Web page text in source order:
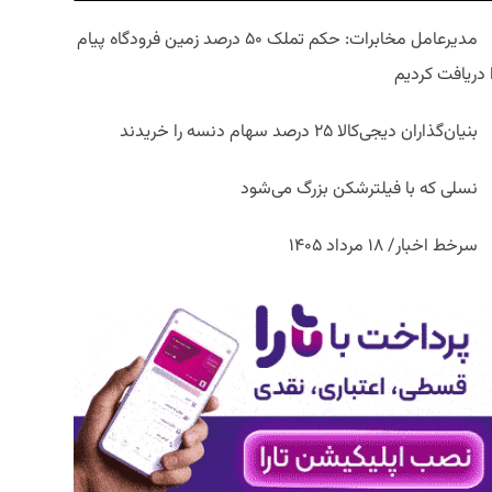
مدیرعامل مخابرات: حکم تملک ۵۰ درصد زمین فرودگاه پیام
دریافت کردیم
بنیان‌گذاران دیجی‌کالا ۲۵ درصد سهام دنسه را خریدند
نسلی که با فیلترشکن بزرگ می‌شود
سرخط اخبار/ ۱۸ مرداد ۱۴۰۵